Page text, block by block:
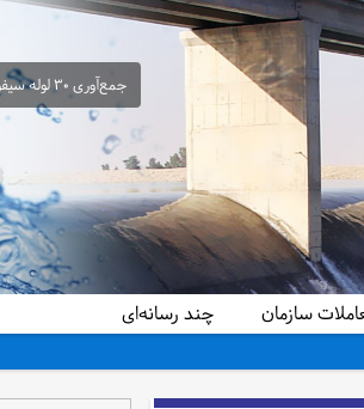
جمع‌آوری ۳۰ لوله سیفون غیرمجاز از شبکه آبیاری حمیدیه در راستای ساماندهی و تحقق عدالت آبی
سازمان چند رسانه‌ای